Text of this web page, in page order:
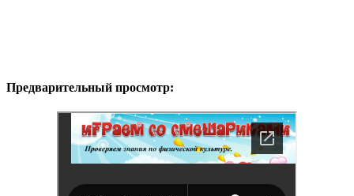
Предварительный просмотр: